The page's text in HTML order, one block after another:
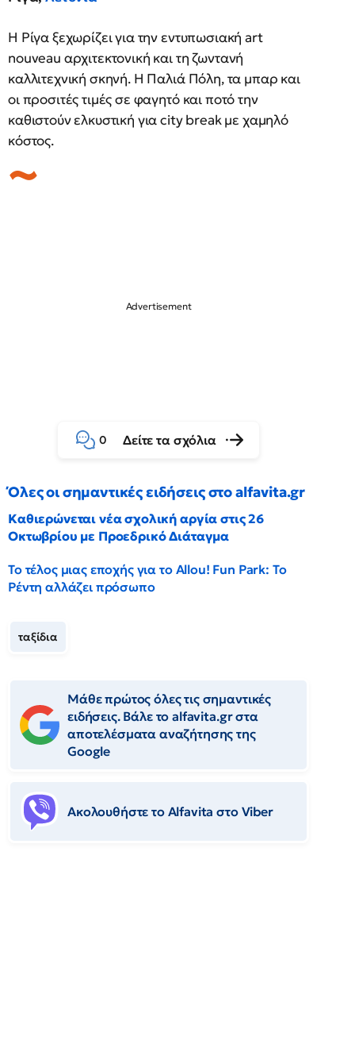
Η Ρίγα ξεχωρίζει για την εντυπωσιακή art
nouveau αρχιτεκτονική και τη ζωντανή
καλλιτεχνική σκηνή. Η Παλιά Πόλη, τα μπαρ και
οι προσιτές τιμές σε φαγητό και ποτό την
καθιστούν ελκυστική για city break με χαμηλό
κόστος.
0 Δείτε τα σχόλια
Όλες οι σημαντικές ειδήσεις στο alfavita.gr
Καθιερώνεται νέα σχολική αργία στις 26
Οκτωβρίου με Προεδρικό Διάταγμα
Το τέλος μιας εποχής για το Allou! Fun Park: Το
Ρέντη αλλάζει πρόσωπο
ταξίδια
Μάθε πρώτος όλες τις σημαντικές
ειδήσεις. Βάλε το alfavita.gr στα
αποτελέσματα αναζήτησης της
Google
Ακολουθήστε το Αlfavita στο Viber